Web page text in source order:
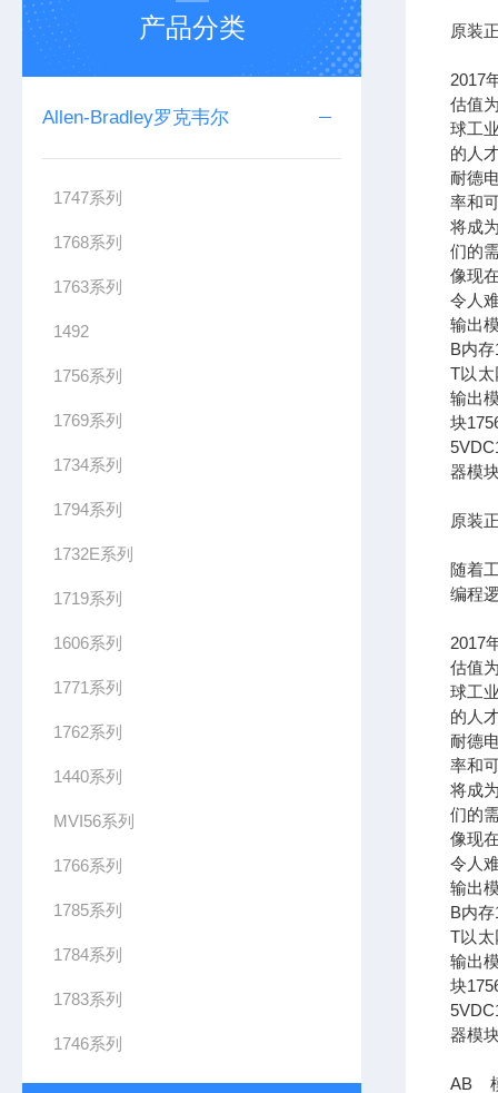
产品分类
Allen-Bradley罗克韦尔
1747系列
1768系列
1763系列
1492
1756系列
1769系列
1734系列
1794系列
1732E系列
1719系列
1606系列
1771系列
1762系列
1440系列
MVI56系列
1766系列
1785系列
1784系列
1783系列
1746系列
原装
2017
估值
球工
的人
耐德
率和
将成
们的
像现
令人
输出
B内
T以太
输出
块
器模
原装
随着
编程
2017
估值
球工
的人
耐德
率和
将成
们的
像现
令人
输出
B内
T以太
输出
块
器模
AB